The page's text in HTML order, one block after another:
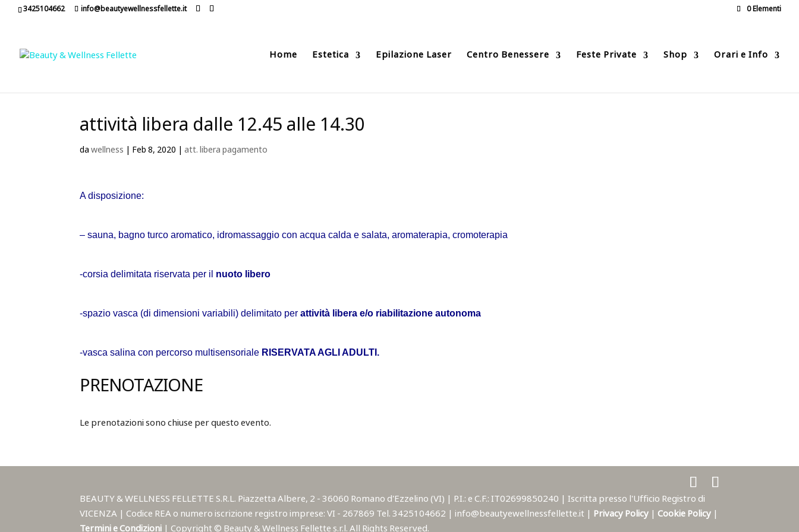
3425104662 info@beautyewellnessfellette.it 0 Elementi
Home Estetica Epilazione Laser Centro Benessere Feste Private Shop Orari e Info
attività libera dalle 12.45 alle 14.30
dawellness | Feb 8, 2020 |att. libera pagamento
A disposizione:
– sauna, bagno turco aromatico, idromassaggio con acqua calda e salata, aromaterapia, cromoterapia
-corsia delimitata riservata per il nuoto libero
-spazio vasca (di dimensioni variabili) delimitato perattività libera e/o riabilitazione autonoma
-vasca salina con percorso multisensoriale RISERVATA AGLI ADULTI.
PRENOTAZIONE
Le prenotazioni sono chiuse per questo evento.
BEAUTY & WELLNESS FELLETTE S.R.L. Piazzetta Albere, 2 - 36060 Romano d'Ezzelino (VI) | P.I.: e C.F.: IT02699850240 | Iscritta presso l'Ufficio Registro di
VICENZA | Codice REA o numero iscrizione registro imprese: VI - 267869 Tel. 3425104662 | info@beautyewellnessfellette.it | Privacy Policy | Cookie Policy |
Termini e Condizioni | Copyright © Beauty & Wellness Fellette s.r.l. All Rights Reserved.